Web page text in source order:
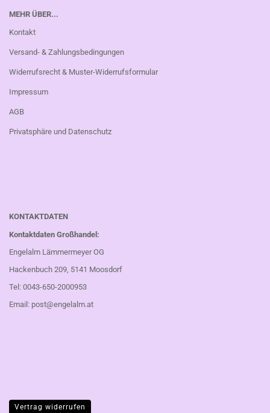
MEHR ÜBER...
Kontakt
Versand- & Zahlungsbedingungen
Widerrufsrecht & Muster-Widerrufsformular
Impressum
AGB
Privatsphäre und Datenschutz
KONTAKTDATEN
Kontaktdaten Großhandel:
Engelalm Lämmermeyer OG
Hackenbuch 209, 5141 Moosdorf
Tel: 0043-650-2000953
Email: post@engelalm.at
Vertrag widerrufen